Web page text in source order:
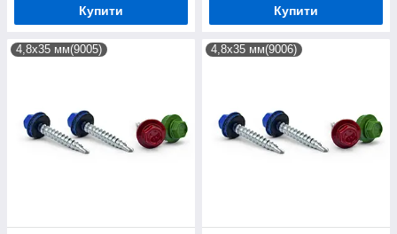
Купити Купити
4,8х35 мм(9005) 4,8х35 мм(9006)